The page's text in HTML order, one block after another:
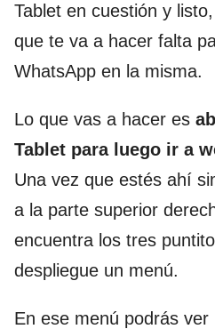
Tablet en cuestión y
que te va a hacer falta
WhatsApp en la misma.
Lo que vas a hacer es
Tablet para luego ir a
Una vez que estés ahí
a la parte superior
encuentra los tres
despliegue un menú.
En ese menú podrás